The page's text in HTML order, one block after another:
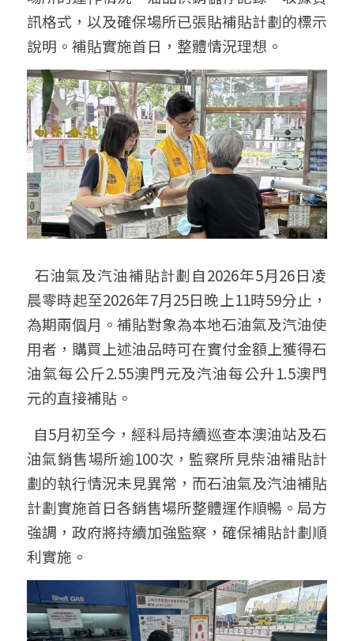
訊格式，以及確保場所已張貼補貼計劃的標示
說明。補貼實施首日，整體情況理想。
晨零時起至2026年7月25日晚上11時59分止，
為期兩個月。補貼對象為本地石油氣及汽油使
用者，購買上述油品時可在實付金額上獲得石
油氣每公斤2.55澳門元及汽油每公升1.5澳門
元的直接補貼。
油氣銷售場所逾100次，監察所見柴油補貼計
劃的執行情況未見異常，而石油氣及汽油補貼
計劃實施首日各銷售場所整體運作順暢。局方
強調，政府將持續加強監察，確保補貼計劃順
利實施。